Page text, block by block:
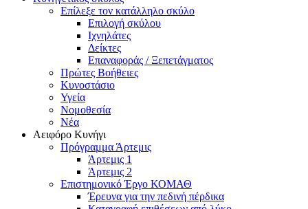
Επίλεξε τον κατάλληλο σκύλο
Επιλογή σκύλου
Ιχνηλάτες
Δείκτες
Επαναφοράς / Ξεπετάγματος
Πρώτες Βοήθειες
Κυνοστάσιο
Υγεία
Νομοθεσία
Νέα
Αειφόρο Κυνήγι
Πρόγραμμα Άρτεμις
Άρτεμις 1
Άρτεμις 2
Επιστημονικό Έργο ΚΟΜΑΘ
Έρευνα για την πεδινή πέρδικα